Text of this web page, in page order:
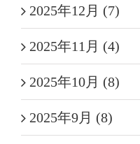
2025年12月 (7)
2025年11月 (4)
2025年10月 (8)
2025年9月 (8)